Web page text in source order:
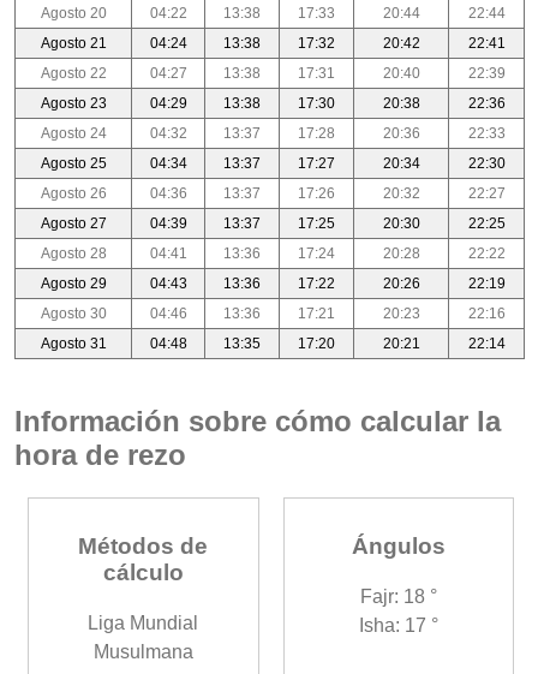
Agosto 20
04:22 13:38 17:33 20:44
22:44
Agosto 21
04:24 13:38 17:32 20:42
22:41
Agosto 22
04:27 13:38 17:31 20:40
22:39
Agosto 23
04:29 13:38 17:30 20:38
22:36
Agosto 24
04:32 13:37 17:28 20:36
22:33
Agosto 25
04:34 13:37 17:27 20:34
22:30
Agosto 26
04:36 13:37 17:26 20:32
22:27
Agosto 27
04:39 13:37 17:25 20:30
22:25
Agosto 28
04:41 13:36 17:24 20:28
22:22
Agosto 29
04:43 13:36 17:22 20:26
22:19
Agosto 30
04:46 13:36 17:21 20:23
22:16
Agosto 31
04:48 13:35 17:20 20:21 22:14
Información sobre cómo calcular la
hora de rezo
Métodos de
cálculo
Liga Mundial
Musulmana
Ángulos
Fajr: 18 °
Isha: 17 °